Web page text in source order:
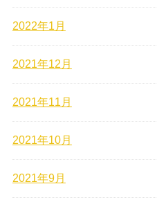
2022年1月
2021年12月
2021年11月
2021年10月
2021年9月